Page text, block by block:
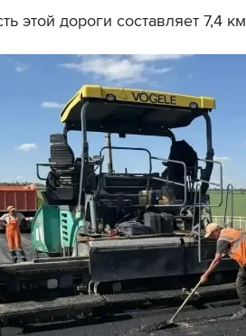
этой дороги составляет 7,4 км